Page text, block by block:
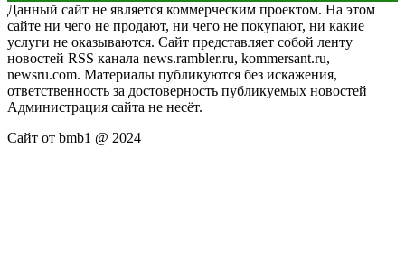
Данный сайт не является коммерческим проектом. На этом
сайте ни чего не продают, ни чего не покупают, ни какие
услуги не оказываются. Сайт представляет собой ленту
новостей RSS канала news.rambler.ru, kommersant.ru,
newsru.com. Материалы публикуются без искажения,
ответственность за достоверность публикуемых новостей
Администрация сайта не несёт.
Сайт от bmb1 @ 2024